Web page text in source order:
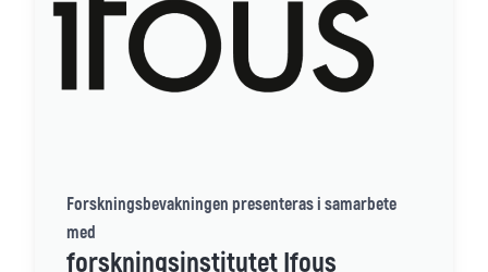
Forskningsbevakningen presenteras i samarbete
med
forskningsinstitutet Ifous